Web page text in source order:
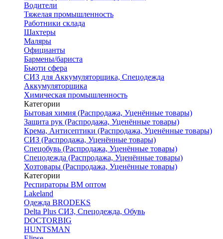
Водители
Тяжелая промышленность
Работники склада
Шахтеры
Маляры
Официанты
Бармены/бариста
Бьюти сфера
СИЗ для Аккумуляторщика, Спецодежда
Аккумуляторщика
Химическая промышленность
Категории
Бытовая химия (Распродажа, Уценённые товары)
Защита рук (Распродажа, Уценённые товары)
Крема, Антисептики (Распродажа, Уценённые товары)
СИЗ (Распродажа, Уценённые товары)
Спецобувь (Распродажа, Уценённые товары)
Спецодежда (Распродажа, Уценённые товары)
Хозтовары (Распродажа, Уценённые товары)
Категории
Респираторы ВМ оптом
Lakeland
Одежда BRODEKS
Delta Plus СИЗ, Спецодежда, Обувь
DOCTORBIG
HUNTSMAN